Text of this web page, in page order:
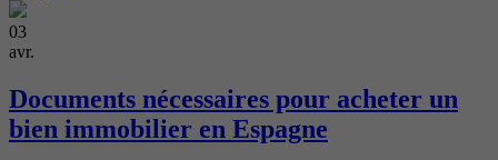
03
avr.
Documents nécessaires pour acheter un
bien immobilier en Espagne